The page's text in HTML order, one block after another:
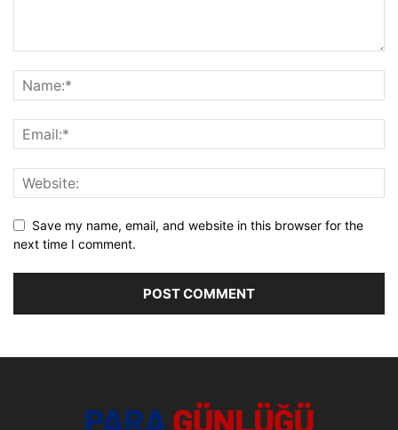
Save my name, email, and website in this browser for the
next time I comment.